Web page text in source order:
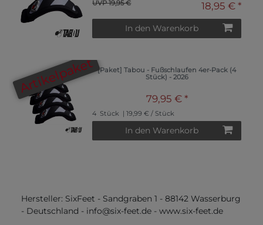
UVP 19,95 € 18,95 € *
In den Warenkorb
Artikelpaket [Paket] Tabou - Fußschlaufen 4er-Pack (4
Stück) - 2026
79,95 € *
4 Stück | 19,99 € / Stück
In den Warenkorb
Hersteller: SixFeet - Sandgraben 1 - 88142 Wasserburg
- Deutschland - info@six-feet.de - www.six-feet.de